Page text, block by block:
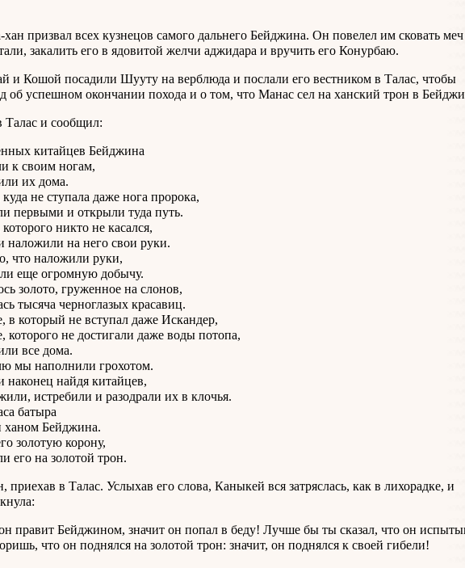
хан призвал всех кузнецов самого дальнего Бейджина. Он повелел им сковать меч
закалить его в ядовитой желчи аджидара и вручить его Конурбаю.
и Кошой посадили Шууту на верблюда и послали его вестником в Талас, чтобы
об успешном окончании похода и о том, что Манас сел на ханский трон в
и сообщил:
китайцев Бейджина
своим ногам,
их дома.
не ступала даже нога пророка,
и открыли туда путь.
никто не касался,
на него свои руки.
наложили руки,
еще огромную добычу.
золото, груженное на слонов,
тысяча черноглазых красавиц.
не вступал даже Искандер,
не достигали даже воды потопа,
все дома.
наполнили грохотом.
найдя китайцев,
истребили и разодрали их в клочья.
батыра
Бейджина.
золотую корону,
на золотой трон.
приехав в Талас. Услыхав его слова, Каныкей вся затряслась, как в лихорадке, и
правит Бейджином, значит он попал в беду! Лучше бы ты сказал, что он
что он поднялся на золотой трон: значит, он поднялся к своей гибели!